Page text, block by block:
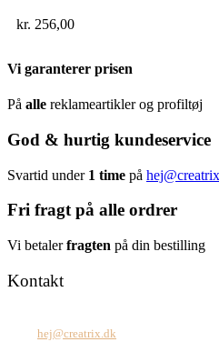
kr. 256,00
Vi garanterer prisen
På alle reklameartikler og profiltøj
God & hurtig kundeservice
Svartid under 1 time på
Fri fragt på alle ordrer
Vi betalerfragten på din bestilling
Kontakt
hej@creatrix.dk